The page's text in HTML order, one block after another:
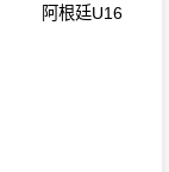
阿根廷U16